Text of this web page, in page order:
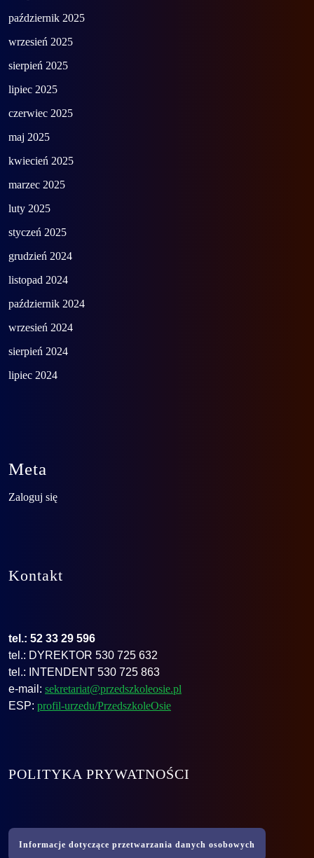
październik 2025
wrzesień 2025
sierpień 2025
lipiec 2025
czerwiec 2025
maj 2025
kwiecień 2025
marzec 2025
luty 2025
styczeń 2025
grudzień 2024
listopad 2024
październik 2024
wrzesień 2024
sierpień 2024
lipiec 2024
Meta
Zaloguj się
Kontakt
tel.: 52 33 29 596
tel.: DYREKTOR 530 725 632
tel.: INTENDENT 530 725 863
e-mail: sekretariat@przedszkoleosie.pl
ESP: profil-urzedu/PrzedszkoleOsie
POLITYKA PRYWATNOŚCI
Informacje dotyczące przetwarzania danych osobowych